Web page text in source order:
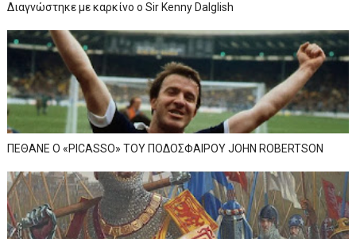
Διαγνώστηκε με καρκίνο ο Sir Kenny Dalglish
ΠΕΘΑΝΕ Ο «PICASSO» TOY ΠΟΔΟΣΦΑΙΡΟΥ JOHN ROBERTSON